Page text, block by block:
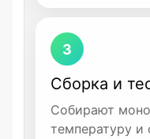
3
Сборка и
Собирают
температуру и